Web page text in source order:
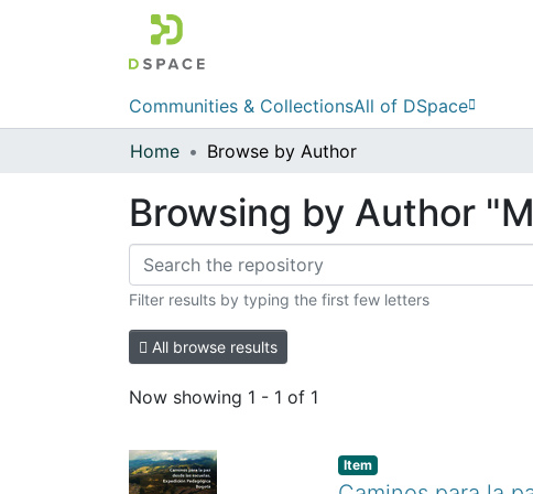
Communities & CollectionsAll of DSpace
Home Browse by Author
Browsing by Author
Filter results by typing the first few letters
All browse results
Now showing 1 - 1 of 1
Item